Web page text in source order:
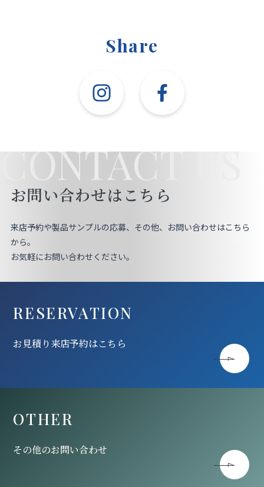
Share
CONTACT US
お問い合わせはこちら
来店予約や製品サンプルの応募、その他、お問い合わせはこちら
から。
お気軽にお問い合わせください。
RESERVATION
お見積り来店予約はこちら
OTHER
その他のお問い合わせ